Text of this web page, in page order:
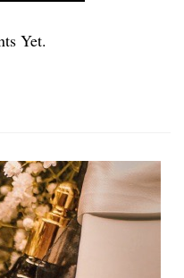
Yet.